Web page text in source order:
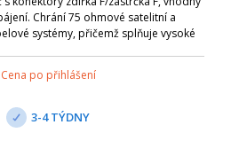
Chrání 75 ohmové satelitní a
systémy, přičemž splňuje vysoké
Cena po přihlášení
3-4 TÝDNY